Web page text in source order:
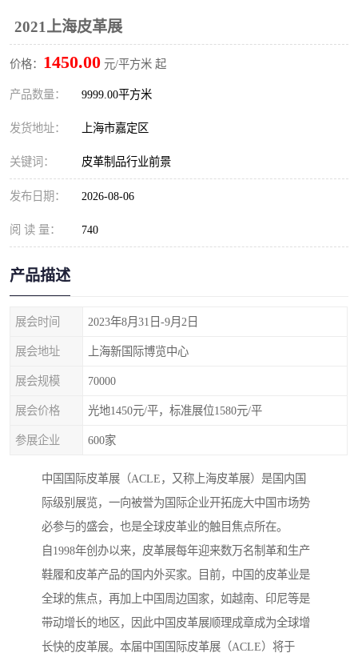
2021上海皮革展
价格： 1450.00 元/平方米 起
产品数量： 9999.00平方米
发货地址： 上海市嘉定区
关键词： 皮革制品行业前景
发布日期： 2026-08-06
阅 读 量： 740
产品描述
展会时间 2023年8月31日-9月2日
展会地址 上海新国际博览中心
展会规模 70000
展会价格 光地1450元/平，标准展位1580元/平
参展企业 600家
中国国际皮革展（ACLE，又称上海皮革展）是国内国
际级别展览，一向被誉为国际企业开拓庞大中国市场势
必参与的盛会，也是全球皮革业的触目焦点所在。
自1998年创办以来，皮革展每年迎来数万名制革和生产
鞋履和皮革产品的国内外买家。目前，中国的皮革业是
全球的焦点，再加上中国周边国家，如越南、印尼等是
带动增长的地区，因此中国皮革展顺理成章成为全球增
长快的皮革展。本届中国国际皮革展（ACLE）将于